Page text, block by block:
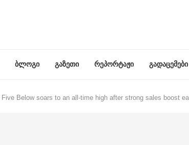
ბლოგი გაზეთი რეპორტაჟი გადაცემები
Five Below soars to an all-time high after strong sales boost